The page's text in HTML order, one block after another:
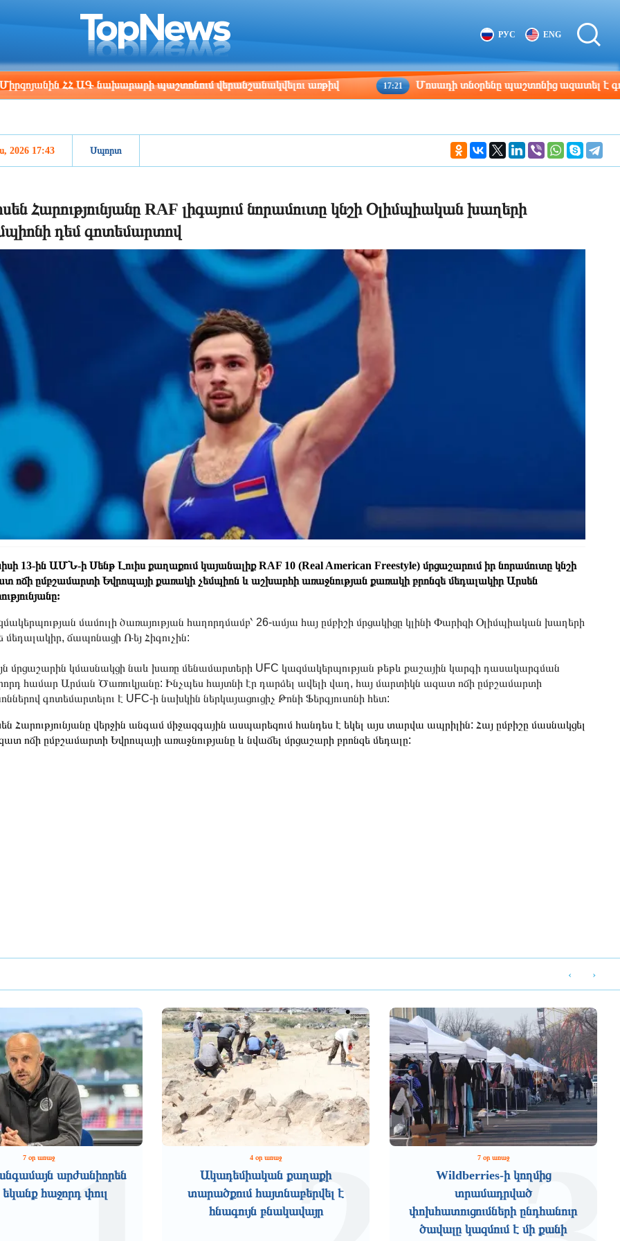
Los Angeles
06:29
Beijing
21:29 РУС ENG
ՀՀ ԱԳ նախարարի պաշտոնում վերանշանակվելու առթիվ Մոսադի տնօրենը պաշտոնից ազատել է
2026 17:43 Սպորտ
Հարությունյանը RAF լիգայում նորամուտը կնշի Օլիմպիական խաղերի
դեմ գոտեմարտով
13-ին ԱՄՆ-ի Սենթ Լուիս քաղաքում կայանալիք RAF 10 (Real American Freestyle) մրցաշարում իր նորամուտը կնշի
ոճի ըմբշամարտի Եվրոպայի քառակի չեմպիոն և աշխարհի առաջնության քառակի բրոնզե մեդալակիր Արսեն
մամուլի ծառայության հաղորդմամբ՝ 26-ամյա հայ ըմբիշի մրցակիցը կլինի Փարիզի Օլիմպիական խաղերի
մեդալակիր, ճապոնացի Ռեյ Հիգուչին:
մրցաշարին կմասնակցի նաև խառը մենամարտերի UFC կազմակերպության թեթև քաշային կարգի դասակարգման
համար Արման Ծառուկյանը: Ինչպես հայտնի էր դարձել ավելի վաղ, հայ մարտիկն ազատ ոճի ըմբշամարտի
գոտեմարտելու է UFC-ի նախկին ներկայացուցիչ Թոնի Ֆերգյուսոնի հետ:
Հարությունյանը վերջին անգամ միջազգային ասպարեզում հանդես է եկել այս տարվա ապրիլին: Հայ ըմբիշը մասնակցել
ոճի ըմբշամարտի Եվրոպայի առաջնությանը և նվաճել մրցաշարի բրոնզե մեդալը:
7 օր առաջ
արժանիորեն
եկանք հաջորդ փուլ
4 օր առաջ
Ակադեմիական քաղաքի
տարածքում հայտնաբերվել է
հնագույն բնակավայր
7 օր առաջ
Wildberries-ի կողմից
տրամադրված
փոխհատուցումների ընդհանուր
ծավալը կազմում է մի քանի
‹ ›